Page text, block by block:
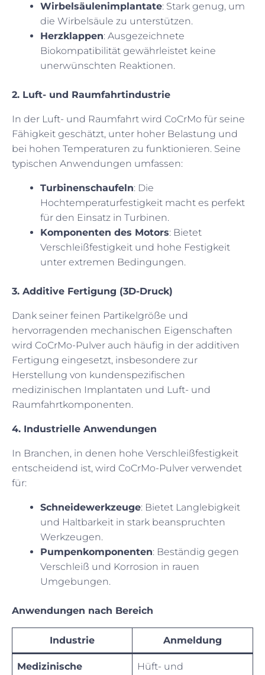
Wirbelsäulenimplantate: Stark genug, um
die Wirbelsäule zu unterstützen.
Herzklappen: Ausgezeichnete
Biokompatibilität gewährleistet keine
unerwünschten Reaktionen.
2. Luft- und Raumfahrtindustrie
In der Luft- und Raumfahrt wird CoCrMo für seine
Fähigkeit geschätzt, unter hoher Belastung und
bei hohen Temperaturen zu funktionieren. Seine
typischen Anwendungen umfassen:
Turbinenschaufeln: Die
Hochtemperaturfestigkeit macht es perfekt
für den Einsatz in Turbinen.
Komponenten des Motors: Bietet
Verschleißfestigkeit und hohe Festigkeit
unter extremen Bedingungen.
3. Additive Fertigung (3D-Druck)
Dank seiner feinen Partikelgröße und
hervorragenden mechanischen Eigenschaften
wird CoCrMo-Pulver auch häufig in der additiven
Fertigung eingesetzt, insbesondere zur
Herstellung von kundenspezifischen
medizinischen Implantaten und Luft- und
Raumfahrtkomponenten.
4. Industrielle Anwendungen
In Branchen, in denen hohe Verschleißfestigkeit
entscheidend ist, wird CoCrMo-Pulver verwendet
für:
Schneidewerkzeuge: Bietet Langlebigkeit
und Haltbarkeit in stark beanspruchten
Werkzeugen.
Pumpenkomponenten: Beständig gegen
Verschleiß und Korrosion in rauen
Umgebungen.
Anwendungen nach Bereich
Industrie Anmeldung
Medizinische
Hüft- und